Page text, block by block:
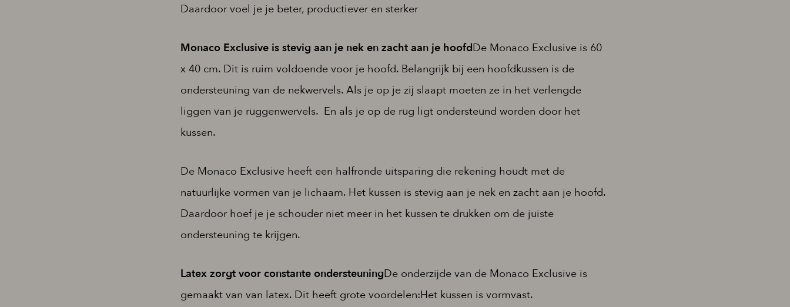
Daardoor voel je je beter, productiever en sterker
Monaco Exclusive is stevig aan je nek en zacht aan je hoofdDe Monaco Exclusive is 60
x 40 cm. Dit is ruim voldoende voor je hoofd. Belangrijk bij een hoofdkussen is de
ondersteuning van de nekwervels. Als je op je zij slaapt moeten ze in het verlengde
liggen van je ruggenwervels. En als je op de rug ligt ondersteund worden door het
kussen.
De Monaco Exclusive heeft een halfronde uitsparing die rekening houdt met de
natuurlijke vormen van je lichaam. Het kussen is stevig aan je nek en zacht aan je hoofd.
Daardoor hoef je je schouder niet meer in het kussen te drukken om de juiste
ondersteuning te krijgen.
Latex zorgt voor constante ondersteuningDe onderzijde van de Monaco Exclusive is
gemaakt van van latex. Dit heeft grote voordelen:Het kussen is vormvast.